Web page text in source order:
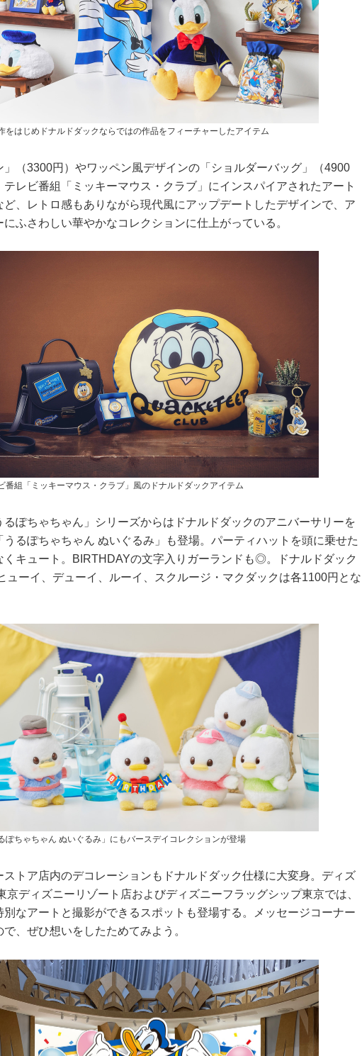
をはじめドナルドダックならではの作品をフィーチャーしたアイテム
」（3300円）やワッペン風デザインの「ショルダーバッグ」（4900
テレビ番組「ミッキーマウス・クラブ」にインスパイアされたアート
ど、レトロ感もありながら現代風にアップデートしたデザインで、ア
にふさわしい華やかなコレクションに仕上がっている。
番組「ミッキーマウス・クラブ」風のドナルドダックアイテム
ぽちゃちゃん」シリーズからはドナルドダックのアニバーサリーを
うるぽちゃちゃん ぬいぐるみ」も登場。パーティハットを頭に乗せた
くキュート。BIRTHDAYの文字入りガーランドも◎。ドナルドダック
ューイ、デューイ、ルーイ、スクルージ・マクダックは各1100円とな
るぽちゃちゃん ぬいぐるみ」にもバースデイコレクションが登場
トア店内のデコレーションもドナルドダック仕様に大変身。ディズ
京ディズニーリゾート店およびディズニーフラッグシップ東京では、
別なアートと撮影ができるスポットも登場する。メッセージコーナー
で、ぜひ想いをしたためてみよう。